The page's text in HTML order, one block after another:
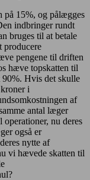
på 15%, og pålægges
indbringer rundt
bruges til at betale
producere
pengene til driften
hæve topskatten til
90%. Hvis det skulle
i
af
antal læger
nu deres
også er
nytte af
vi hævede skatten til